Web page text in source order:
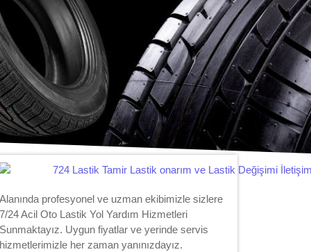
Alanında profesyonel ve uzman ekibimizle sizlere
7/24 Acil Oto Lastik Yol Yardım Hizmetleri
Sunmaktayız. Uygun fiyatlar ve yerinde servis
hizmetlerimizle her zaman yanınızdayız.